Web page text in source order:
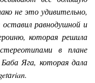
не это удивительно,
равнодушной и
которая решила
в плане
Яга, которая дала